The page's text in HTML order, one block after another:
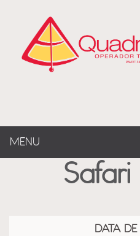
MENU
DATA DE